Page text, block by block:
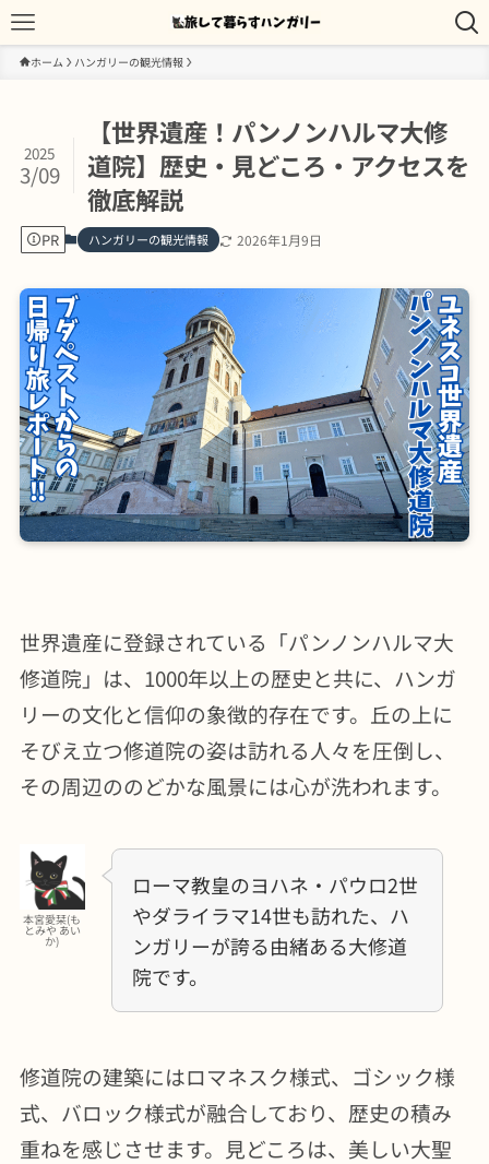
ホーム ハンガリーの観光情報
【世界遺産！パンノンハルマ大修
道院】歴史・見どころ・アクセスを
徹底解説
2025
3/09
PR ハンガリーの観光情報 2026年1月9日
世界遺産に登録されている「パンノンハルマ大
修道院」は、1000年以上の歴史と共に、ハンガ
リーの文化と信仰の象徴的存在です。丘の上に
そびえ立つ修道院の姿は訪れる人々を圧倒し、
その周辺ののどかな風景には心が洗われます。
本宮愛栞(も
とみや あい
か)
ローマ教皇のヨハネ・パウロ2世
やダライラマ14世も訪れた、ハ
ンガリーが誇る由緒ある大修道
院です。
修道院の建築にはロマネスク様式、ゴシック様
式、バロック様式が融合しており、歴史の積み
重ねを感じさせます。見どころは、美しい大聖